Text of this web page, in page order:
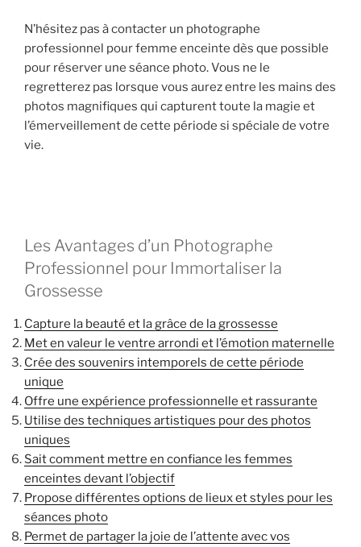
N’hésitez pas à contacter un photographe
professionnel pour femme enceinte dès que possible
pour réserver une séance photo. Vous ne le
regretterez pas lorsque vous aurez entre les mains des
photos magnifiques qui capturent toute la magie et
l’émerveillement de cette période si spéciale de votre
vie.
Les Avantages d’un Photographe
Professionnel pour Immortaliser la
Grossesse
Capture la beauté et la grâce de la grossesse
Met en valeur le ventre arrondi et l’émotion maternelle
Crée des souvenirs intemporels de cette période
unique
Offre une expérience professionnelle et rassurante
Utilise des techniques artistiques pour des photos
uniques
Sait comment mettre en confiance les femmes
enceintes devant l’objectif
Propose différentes options de lieux et styles pour les
séances photo
Permet de partager la joie de l’attente avec vos